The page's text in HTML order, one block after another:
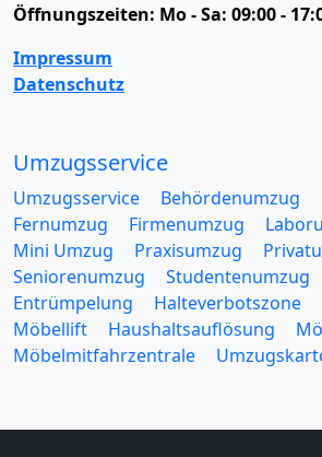
Öffnungszeiten: Mo - Sa: 09:00 -
Impressum
Datenschutz
Umzugsservice
Umzugsservice Behördenumzug
Fernumzug
Firmenumzug
Mini Umzug
Praxisumzug
Seniorenumzug
Studentenumzug
Entrümpelung
Halteverbotszone
Möbellift
Haushaltsauflösung
Möbelmitfahrzentrale